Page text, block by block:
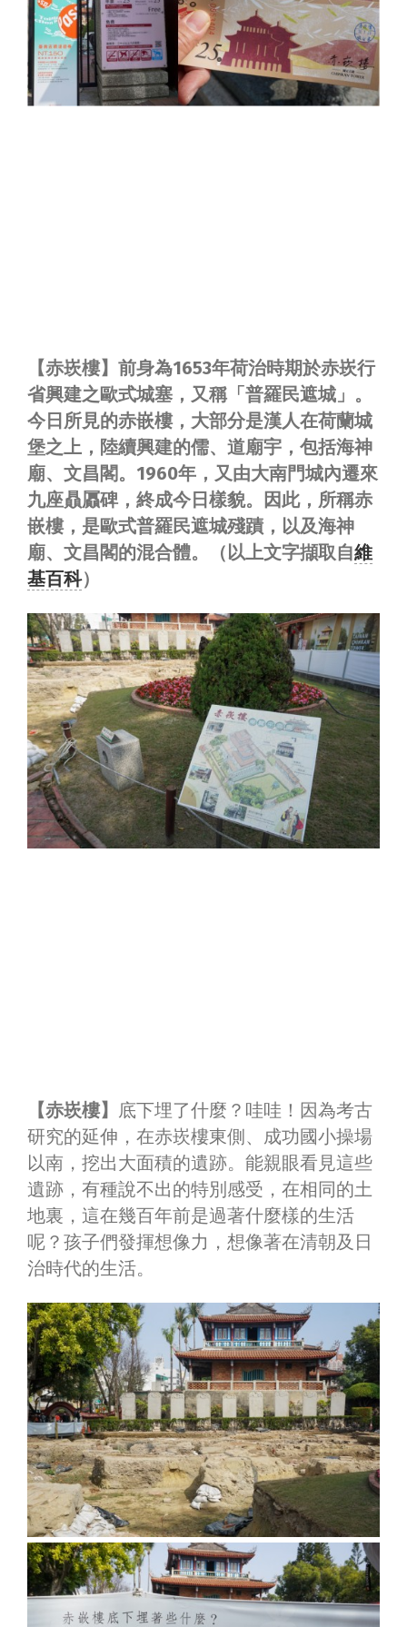
【赤崁樓】前身為1653年荷治時期於赤崁行
省興建之歐式城塞，又稱「 普羅民遮城 」。
今日所見的赤嵌樓，大部分是漢人在荷蘭城
堡之上，陸續興建的儒、道廟宇，包括海神
廟、文昌閣。1960年，又由大南門城內遷來
九座贔屭碑，終成今日樣貌。因此，所稱赤
嵌樓，是歐式普羅民遮城殘蹟，以及海神
廟、文昌閣的混合體。（以上文字擷取自維
基百科）
【赤崁樓】 底下埋了什麼？哇哇！因為考古
研究的延伸，在赤崁樓東側、成功國小操場
以南，挖出大面積的遺跡。能親眼看見這些
遺跡，有種說不出的特別感受，在相同的土
地裏，這在幾百年前是過著什麼樣的生活
呢？孩子們發揮想像力，想像著在清朝及日
治時代的生活。